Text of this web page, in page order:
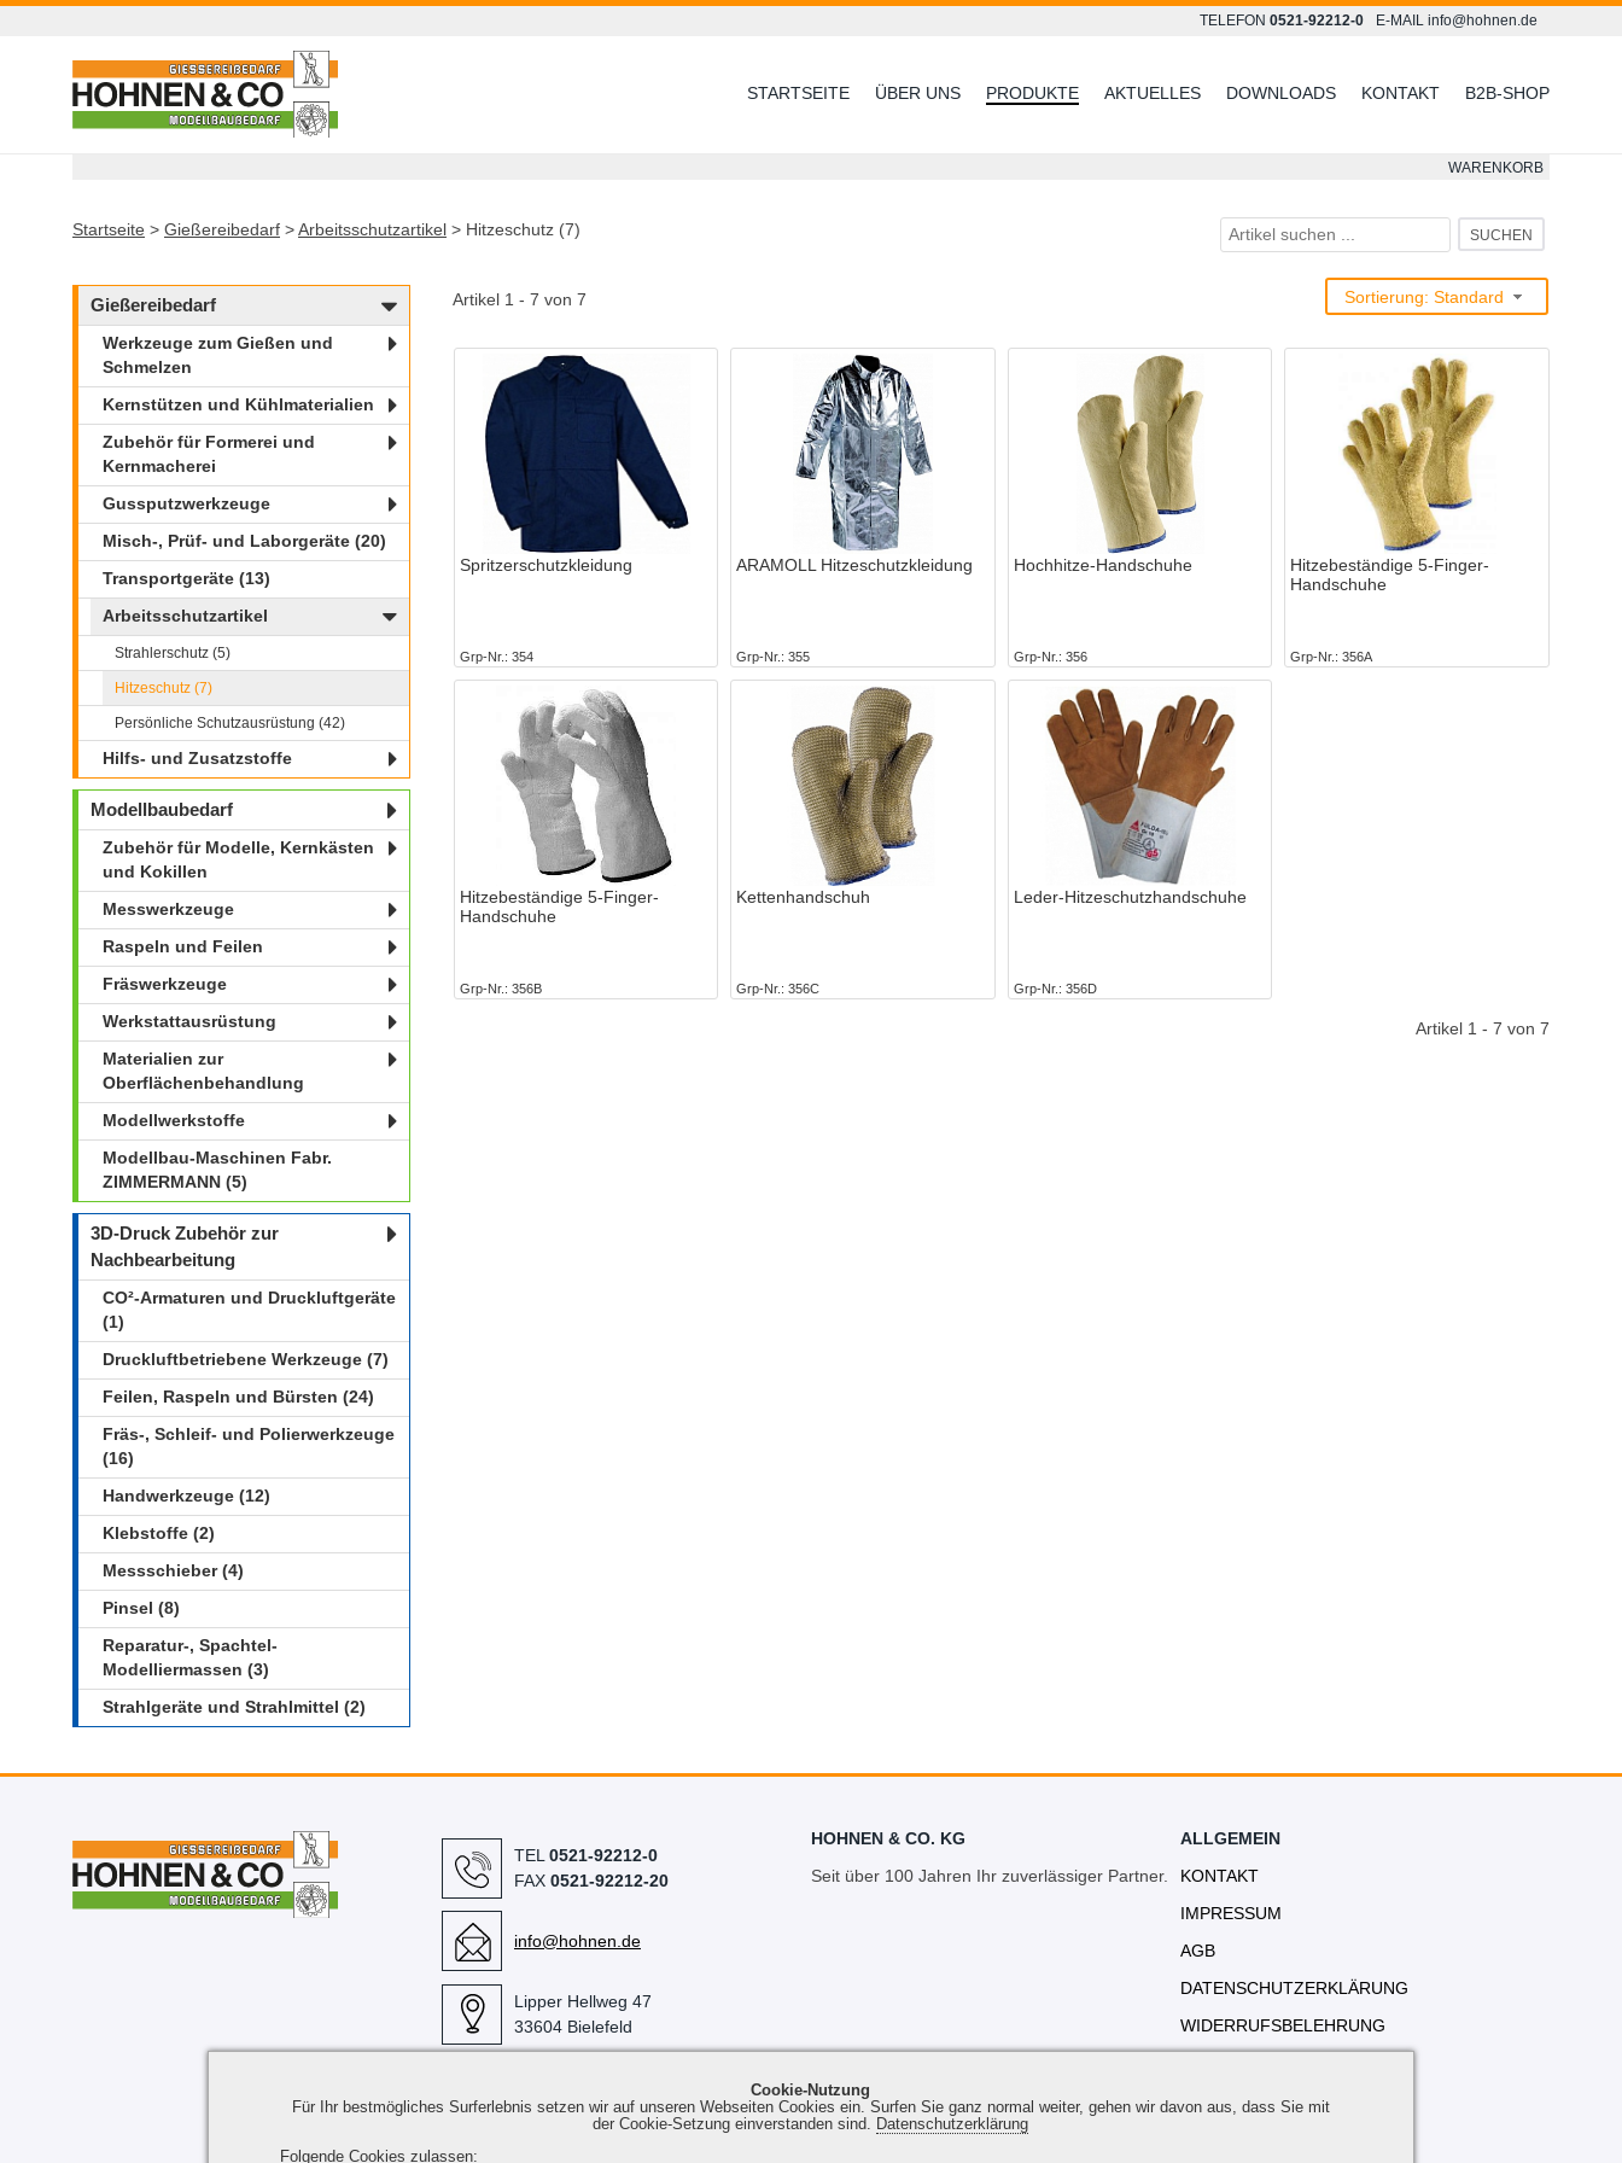
Cookie-Nutzung
Für Ihr bestmögliches Surferlebnis setzen wir auf unseren Webseiten Cookies ein. Surfen Sie ganz normal weiter, gehen wir davon aus, dass Sie mit
der Cookie-Setzung einverstanden sind. Datenschutzerklärung
Folgende Cookies zulassen
E-MAIL info@hohnen.de
TELEFON 0521-92212-0
B2B-SHOP
KONTAKT
DOWNLOADS
AKTUELLES
PRODUKTE
ÜBER UNS
STARTSEITE
WARENKORB
Startseite > Gießereibedarf >Arbeitsschutzartikel > Hitzeschutz (7) SUCHEN
Gießereibedarf
Werkzeuge zum Gießen und
Schmelzen
Kernstützen und Kühlmaterialien
Zubehör für Formerei und
Kernmacherei
Gussputzwerkzeuge
Misch-, Prüf- und Laborgeräte (20)
Transportgeräte (13)
Arbeitsschutzartikel
Strahlerschutz (5)
Hitzeschutz (7)
Persönliche Schutzausrüstung (42)
Hilfs- und Zusatzstoffe
Modellbaubedarf
Zubehör für Modelle, Kernkästen
und Kokillen
Messwerkzeuge
Raspeln und Feilen
Fräswerkzeuge
Werkstattausrüstung
Materialien zur
Oberflächenbehandlung
Modellwerkstoffe
Modellbau-Maschinen Fabr.
ZIMMERMANN (5)
3D-Druck Zubehör zur
Nachbearbeitung
CO²-Armaturen und Druckluftgeräte
(1)
Druckluftbetriebene Werkzeuge (7)
Feilen, Raspeln und Bürsten (24)
Fräs-, Schleif- und Polierwerkzeuge
(16)
Handwerkzeuge (12)
Klebstoffe (2)
Messschieber (4)
Pinsel (8)
Reparatur-, Spachtel-
Modelliermassen (3)
Strahlgeräte und Strahlmittel (2)
Artikel 1 - 7 von 7 Sortierung: Standard
Spritzerschutzkleidung
Grp-Nr. 354
ARAMOLL Hitzeschutzkleidung
Grp-Nr. 355
Hochhitze-Handschuhe
Grp-Nr. 356
Hitzebeständige 5-Finger-
Handschuhe
Grp-Nr. 356A
Hitzebeständige 5-Finger-
Handschuhe
Grp-Nr. 356B
Kettenhandschuh
Grp-Nr. 356C
Leder-Hitzeschutzhandschuhe
Grp-Nr. 356D
Artikel 1 - 7 von 7
TEL 0521-92212-0
FAX 0521-92212-20
info@hohnen.de
Lipper Hellweg 47
33604 Bielefeld
HOHNEN & CO. KG
Seit über 100 Jahren Ihr zuverlässiger Partner.
ALLGEMEIN
KONTAKT
IMPRESSUM
AGB
DATENSCHUTZERKLÄRUNG
WIDERRUFSBELEHRUNG